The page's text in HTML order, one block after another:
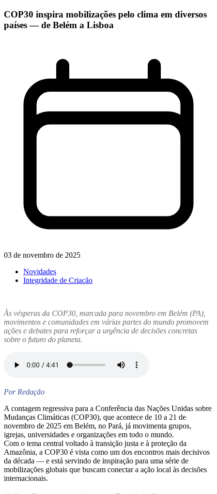
COP30 inspira mobilizações pelo clima em diversos
países — de Belém a Lisboa
03 de novembro de 2025
Novidades
Integridade de Criação
Às vésperas da COP30, marcada para novembro em Belém (PA),
movimentos e comunidades em várias partes do mundo promovem
ações e debates para reforçar a urgência de decisões concretas
sobre o futuro do planeta.
Por Redação
A contagem regressiva para a Conferência das Nações Unidas sobre
Mudanças Climáticas (COP30), que acontece de 10 a 21 de
novembro de 2025 em Belém, no Pará, já movimenta grupos,
igrejas, universidades e organizações em todo o mundo.
Com o tema central voltado à transição justa e à proteção da
Amazônia, a COP30 é vista como um dos encontros mais decisivos
da década — e está servindo de inspiração para uma série de
mobilizações globais que buscam conectar a ação local às decisões
internacionais.